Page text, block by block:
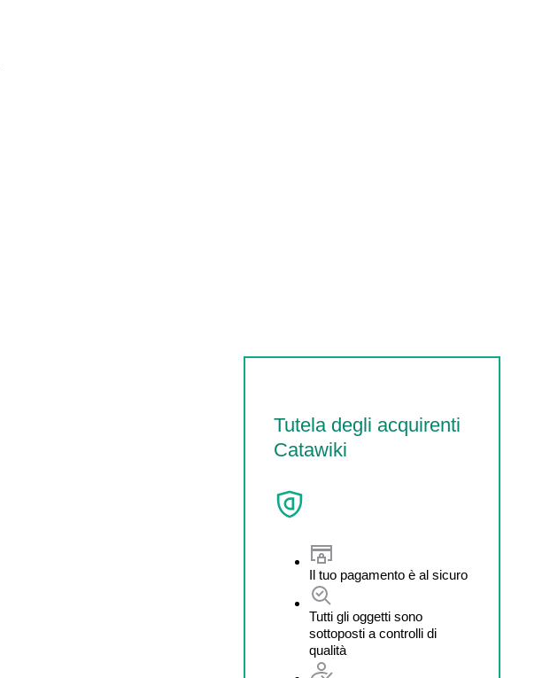
Tutela degli acquirenti
Catawiki
Il tuo pagamento è al sicuro
Tutti gli oggetti sono
sottoposti a controlli di
qualità